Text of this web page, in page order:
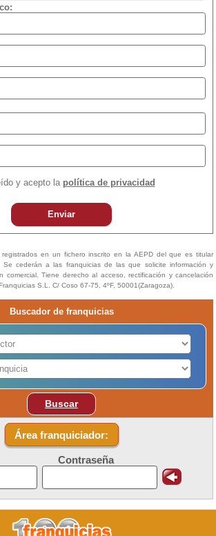
y acepto la política de privacidad
Enviar
en un fichero inscrito en la AEPD del que es titular
Se cederán a las franquicias de las que solicite información y
comercial. Tiene derecho al acceso, rectificación y cancelación
S.L. C/ Coso 67-75, 4ºF, 50001(Zaragoza).
Buscador de franquicias
Buscar
Área franquiciador:
Contraseña